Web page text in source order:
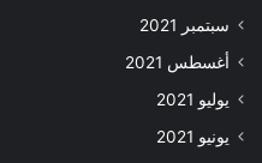
سبتمبر 2021
أغسطس 2021
يوليو 2021
يونيو 2021